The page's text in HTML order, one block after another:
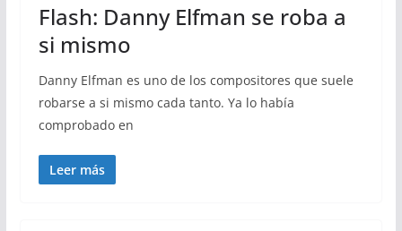
Flash: Danny Elfman se roba a
si mismo
Danny Elfman es uno de los compositores que suele
robarse a si mismo cada tanto. Ya lo había
comprobado en
Leer más